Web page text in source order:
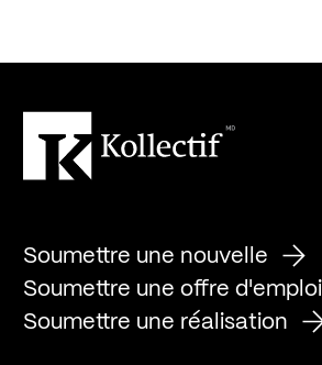
Soumettre une nouvelle
Soumettre une offre d'emploi
Soumettre une réalisation